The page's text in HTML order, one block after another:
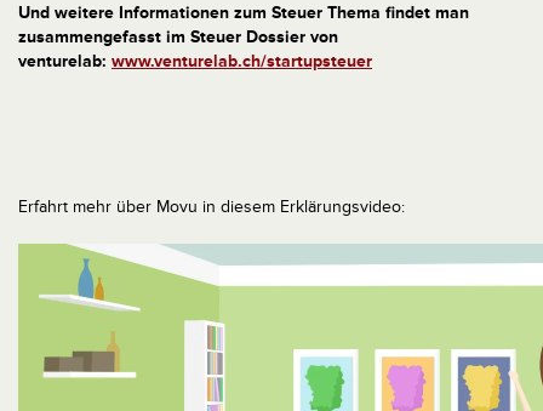
Und weitere Informationen zum Steuer Thema findet man
zusammengefasst im Steuer Dossier von
venturelab: www.venturelab.ch/startupsteuer
Erfahrt mehr über Movu in diesem Erklärungsvideo: